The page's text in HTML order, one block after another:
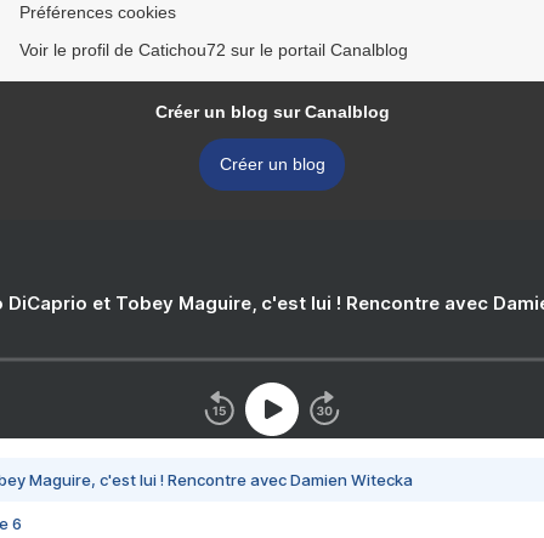
Préférences cookies
Voir le profil de Catichou72 sur le portail Canalblog
Créer un blog sur Canalblog
Créer un blog
DiCaprio et Tobey Maguire, c'est lui ! Rencontre avec
Maguire, c'est lui ! Rencontre avec Damien Witecka
6